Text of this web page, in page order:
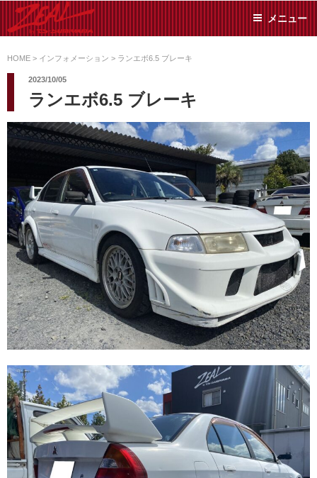
ン
ツ
ス
キ
ッ
SUMIYAMA
た日常メンテから各種チ
ューニングまで、車に関
リーでお任せください!
メニュー
HOME > インフォメーション > ランエボ6.5 ブレーキ
2023/10/05
ランエボ6.5 ブレーキ